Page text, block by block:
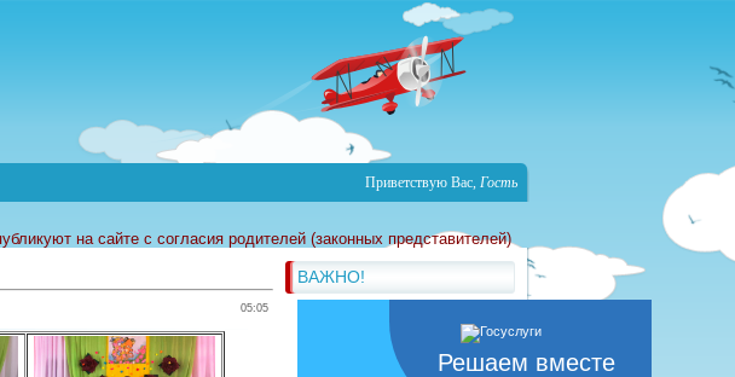
Приветствую Вас, Гость
на сайте с согласия родителей (законных представителей)
ВАЖНО!
Решаем вместе
05:05